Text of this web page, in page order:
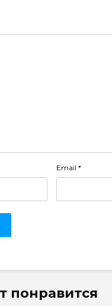
Email *
понравится